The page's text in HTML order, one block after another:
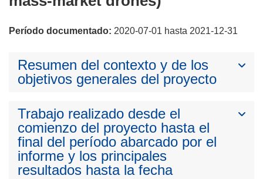
Período documentado: 2020-07-01 hasta 2021-12-31
Resumen del contexto y de los
objetivos generales del proyecto
Trabajo realizado desde el
comienzo del proyecto hasta el
final del período abarcado por el
informe y los principales
resultados hasta la fecha